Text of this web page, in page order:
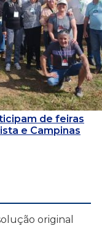
de feiras
e Campinas
original